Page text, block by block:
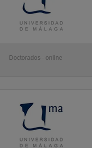
Doctorados - online